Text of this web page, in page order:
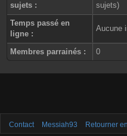
sujets :
sujets)
Temps passé en
ligne :
Aucune
Membres parrainés : 0
Contact Messiah93 Retourner